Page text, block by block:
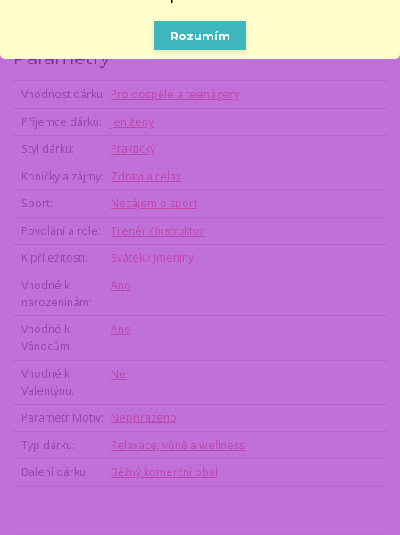
Parametry
Vhodnost dárku
Pro dospělé a teenagery
Příjemce dárku
Jen ženy
Styl dárku
Praktický
Koníčky a zájmy
Zdraví a relax
Sport
Nezájem o sport
Povolání a role
Trenér / Instruktor
K příležitosti
Svátek / Jmeniny
Vhodné k
narozeninám
Ano
Vhodné k
Vánocům
Ano
Vhodné k
Valentýnu
Ne
Parametr Motiv
Nepřiřazeno
Typ dárku
Relaxace, vůně a wellness
Balení dárku
Běžný komerční obal
Rozumím